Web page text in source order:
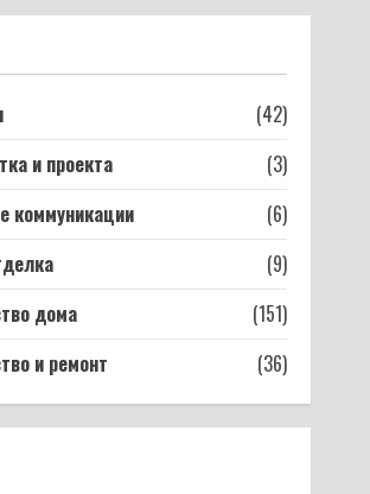
Шкаф своими руками из
готовой сборки
2
Из чего строят дома:
кирпич, газобетон, брус,
каркас — сравнение
материалов и цен
Как собрать сифон для
ванны: конусная
прокладка, уклон гофры и 7
(42)
и проекта
(3)
коммуникации
(6)
(9)
дома
(151)
и ремонт
(36)